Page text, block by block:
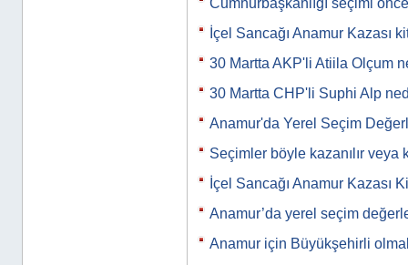
Cumhurbaşkanlığı seçimi
İçel Sancağı Anamur Kazası
30 Martta AKP'li Atiila Olçum
30 Martta CHP'li Suphi Alp
Anamur'da Yerel Seçim
Seçimler böyle kazanılır veya
İçel Sancağı Anamur Kazası
Anamur’da yerel seçim
Anamur için Büyükşehirli